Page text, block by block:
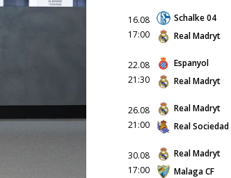
16.08
17:00
Schalke 04
Real Madryt
22.08
21:30
Espanyol
Real Madryt
26.08
21:00
Real Madryt
Real Sociedad
30.08
17:00
Real Madryt
Malaga CF